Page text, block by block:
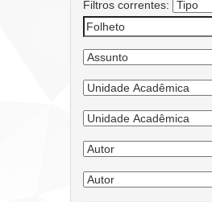
Filtros correntes: